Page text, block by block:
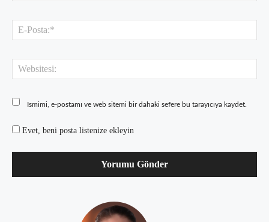
Ismimi, e-postamı ve web sitemi bir dahaki sefere bu tarayıcıya kaydet.
Evet, beni posta listenize ekleyin